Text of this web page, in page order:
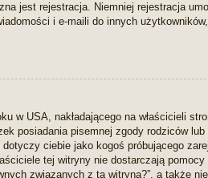
jest rejestracja. Niemniej rejestracja
i e-maili do innych
w USA, nakładającego na właścicieli
posiadania pisemnej zgody rodziców
ciebie jako kogoś próbującego
tej witryny nie dostarczają
związanych z tą witryną?”, a także